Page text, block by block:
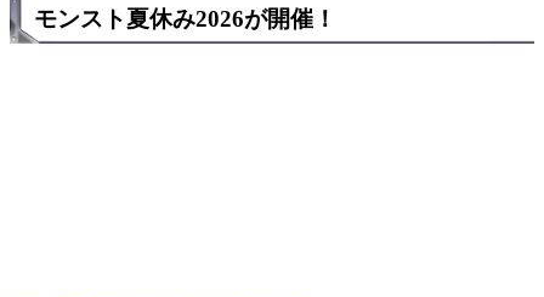
モンスト夏休み2026が開催！